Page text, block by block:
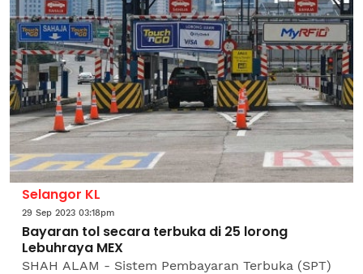
Selangor KL
29 Sep 2023 03:18pm
Bayaran tol secara terbuka di 25 lorong
Lebuhraya MEX
SHAH ALAM - Sistem Pembayaran Terbuka (SPT)